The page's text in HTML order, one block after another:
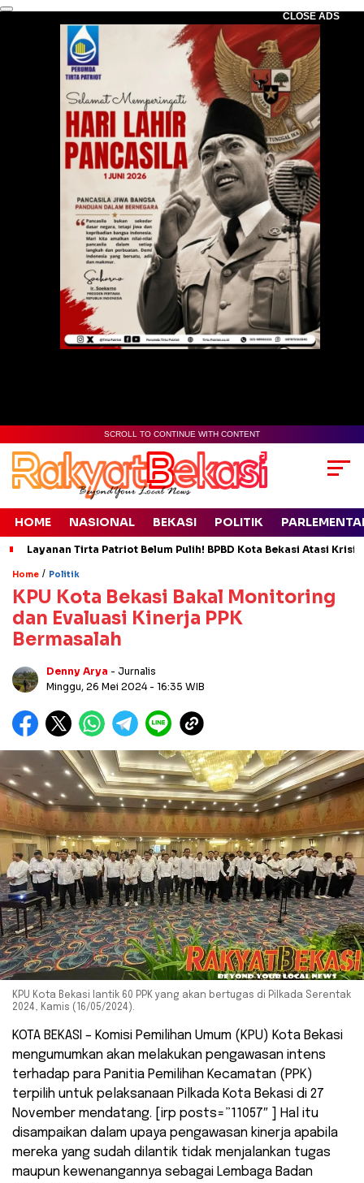
CLOSE ADS
SCROLL TO CONTINUE WITH CONTENT
HOME NASIONAL BEKASI POLITIK
Layanan Tirta Patriot Belum Pulih! BPBD Kota Bekasi Atasi
Home / Politik
KPU Kota Bekasi Bakal Monitoring
dan Evaluasi Kinerja PPK
Bermasalah
Denny Arya - Jurnalis
Minggu, 26 Mei 2024 - 16:35 WIB
KPU Kota Bekasi lantik 60 PPK yang akan bertugas di Pilkada Serentak
2024, Kamis (16/05/2024).
KOTA BEKASI – Komisi Pemilihan Umum (KPU) Kota Bekasi
mengumumkan akan melakukan pengawasan intens
terhadap para Panitia Pemilihan Kecamatan (PPK)
terpilih untuk pelaksanaan Pilkada Kota Bekasi di 27
November mendatang. [irp posts=”11057″ ] Hal itu
disampaikan dalam upaya pengawasan kinerja apabila
mereka yang sudah dilantik tidak menjalankan tugas
maupun kewenangannya sebagai Lembaga Badan